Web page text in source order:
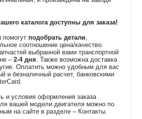
каталога доступны для заказа!
помогут подобрать детали,
соотношение цена/качество.
выбранной вами транспортной
–2-4 дня. Также возможна доставка
Оплатить можно удобным для вас
и безналичный расчет, банковскими
и условия оформления заказа
вашей модели двигателя можно по
на сайте в разделе – Контакты.